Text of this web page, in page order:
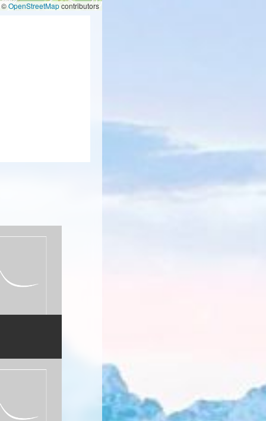
OpenStreetMapcontributors